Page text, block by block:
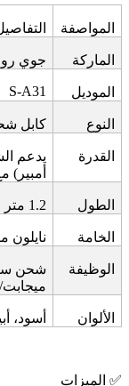
المواصفة
الماركة جوي
الموديل S-A31
النوع كابل
القدرة
أمبير)
الطول 1.2 متر
الخامة نايلون
الوظيفة
ميجابت/
الألوان أسود،
✅ الميزات